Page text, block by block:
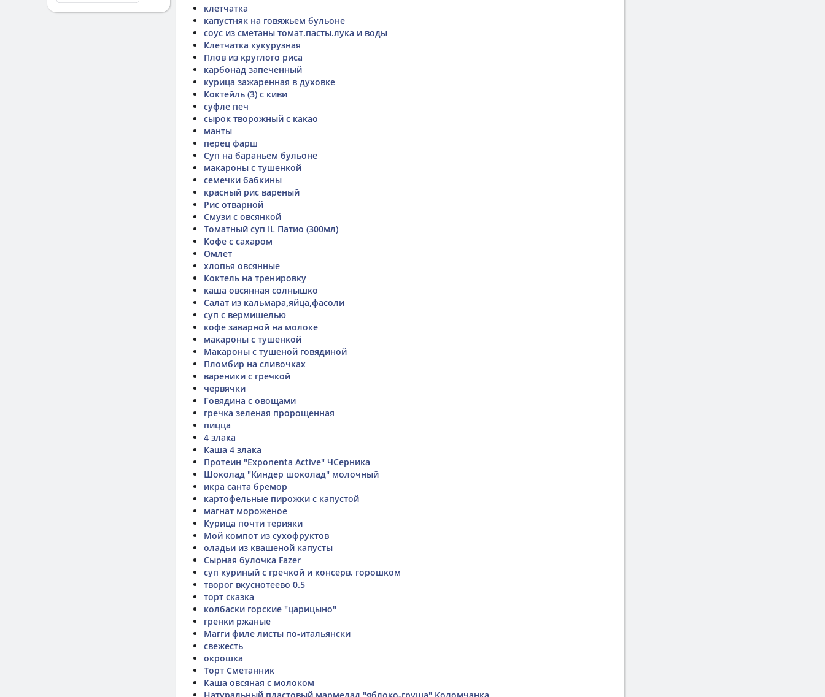
клетчатка
капустняк на говяжьем бульоне
соус из сметаны томат.пасты.лука и воды
Клетчатка кукурузная
Плов из круглого риса
карбонад запеченный
курица зажаренная в духовке
Коктейль (3) с киви
суфле печ
сырок творожный с какао
манты
перец фарш
Суп на бараньем бульоне
макароны с тушенкой
семечки бабкины
красный рис вареный
Рис отварной
Смузи с овсянкой
Томатный суп IL Патио (300мл)
Кофе с сахаром
Омлет
хлопья овсянные
Коктель на тренировку
каша овсянная солнышко
Салат из кальмара,яйца,фасоли
суп с вермишелью
кофе заварной на молоке
макароны с тушенкой
Макароны с тушеной говядиной
Пломбир на сливочках
вареники с гречкой
червячки
Говядина с овощами
гречка зеленая пророщенная
пицца
4 злака
Каша 4 злака
Протеин "Exponenta Active" ЧСерника
Шоколад "Киндер шоколад" молочный
икра санта бремор
картофельные пирожки с капустой
магнат мороженое
Курица почти терияки
Мой компот из сухофруктов
оладьи из квашеной капусты
Сырная булочка Fazer
суп куриный с гречкой и консерв. горошком
творог вкуснотеево 0.5
торт сказка
колбаски горские "царицыно"
гренки ржаные
Магги филе листы по-итальянски
свежесть
окрошка
Торт Сметанник
Каша овсяная с молоком